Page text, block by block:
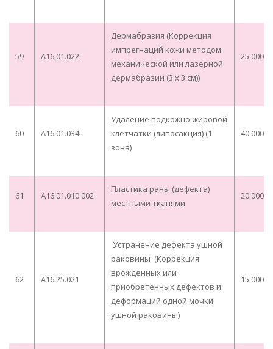
59 A16.01.022
Дермабразия (Коррекция
импрегнаций кожи методом
механической или лазерной
дермабразии (3 х 3 см))
25
60 A16.01.034
Удаление подкожно-жировой
клетчатки (липосакция) (1
зона)
40
61 A16.01.010.002
Пластика раны (дефекта)
местными тканями
20
62 A16.25.021
Устранение дефекта ушной
раковины (Коррекция
врожденных или
приобретенных дефектов и
деформаций одной мочки
ушной раковины)
15